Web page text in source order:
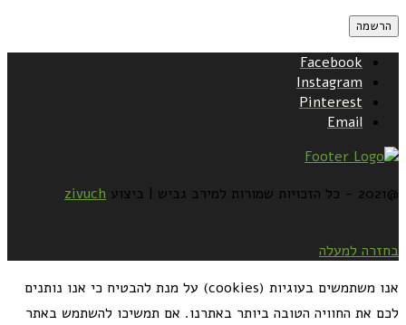
Facebook
Instagram
Pinterest
Email
@2021 - כל הזכויות שמורות למירב גביש | ביצוע zivuch
בחזרה למעלה
אנו משתמשים בעוגיות (cookies) על מנת להבטיח כי אנו נותנים
לכם את החוויה הטובה ביותר באתרנו. אם תמשיכו להשתמש באתר